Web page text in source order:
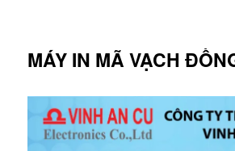
MÁY IN MÃ VẠCH